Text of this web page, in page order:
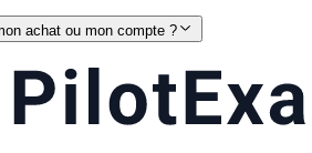
achat ou mon compte ?